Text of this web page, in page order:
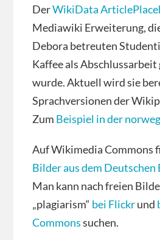
DerWikiData
Mediawiki Erweiterung,
Debora betreuten
Kaffee als Abschlussarbeit
wurde. Aktuell wird sie
Sprachversionen der
Zum Beispiel in der
Auf Wikimedia Commons
Bilder aus dem Deutschen
Man kann nach freien
„plagiarism“ bei Flickrund
Commonssuchen.